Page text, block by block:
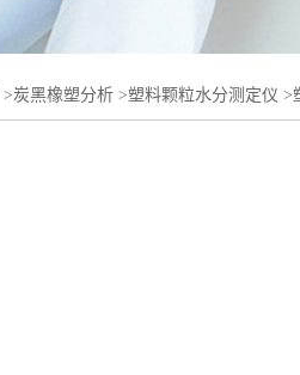
>炭黑橡塑分析 >塑料颗粒水分测定仪 >